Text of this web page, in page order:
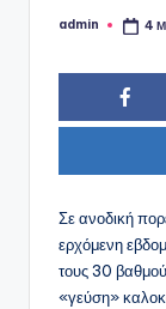
Συγγραφέας:
admin 4
Σε ανοδική
ερχόμενη
τους 30
«γεύση»